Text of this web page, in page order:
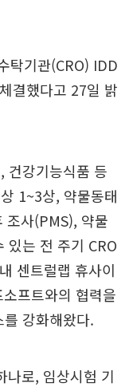
탁기관(CRO) IDD
결했다고 27일 밝
건강기능식품 등
1~3상, 약물동태
조사(PMS), 약물
있는 전 주기 CRO
센트럴랩 휴사이
프트와의 협력을
강화해왔다.
나로, 임상시험 기